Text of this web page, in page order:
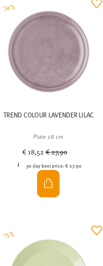
TREND COLOUR LAVENDER LILAC
Plate 28 cm
€ 18,52Price reduced from
€ 27,90
30-day best price:€ 27,90
-34%
-15%